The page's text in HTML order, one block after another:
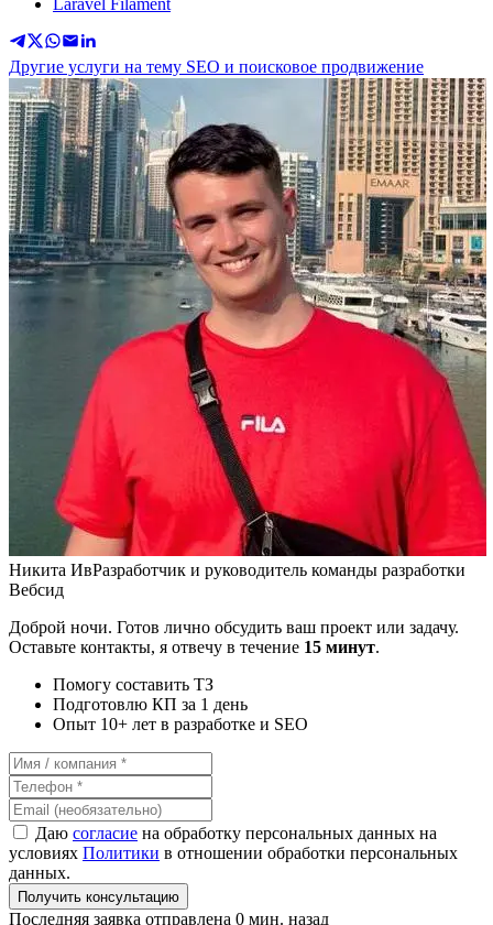
Laravel Filament
Другие услуги на тему SEO и поисковое продвижение
Никита ИвРазработчик и руководитель команды разработки
Вебсид
Доброй ночи. Готов лично обсудить ваш проект или задачу.
Оставьте контакты, я отвечу в течение 15 минут.
Помогу составить ТЗ
Подготовлю КП за 1 день
Опыт 10+ лет в разработке и SEO
Даю согласие на обработку персональных данных на
условиях Политики в отношении обработки персональных
данных.
Получить консультацию
Последняя заявка отправлена 0 мин. назад